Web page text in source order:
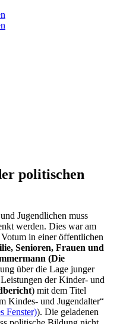
politischen
Jugendlichen muss
werden. Dies war am
in einer öffentlichen
Senioren, Frauen und
(Die
über die Lage junger
der Kinder- und
) mit dem Titel
Kindes- und Jugendalter“
Fenster)). Die geladenen